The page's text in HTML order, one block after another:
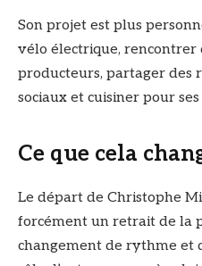
Son projet est plus
vélo électrique, rencontrer
producteurs, partager des
sociaux et cuisiner pour ses
Ce que cela
Le départ de Christophe
forcément un retrait de la
changement de rythme et